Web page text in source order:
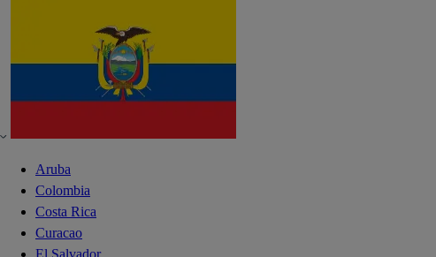
Aruba
Colombia
Costa Rica
Curacao
El Salvador